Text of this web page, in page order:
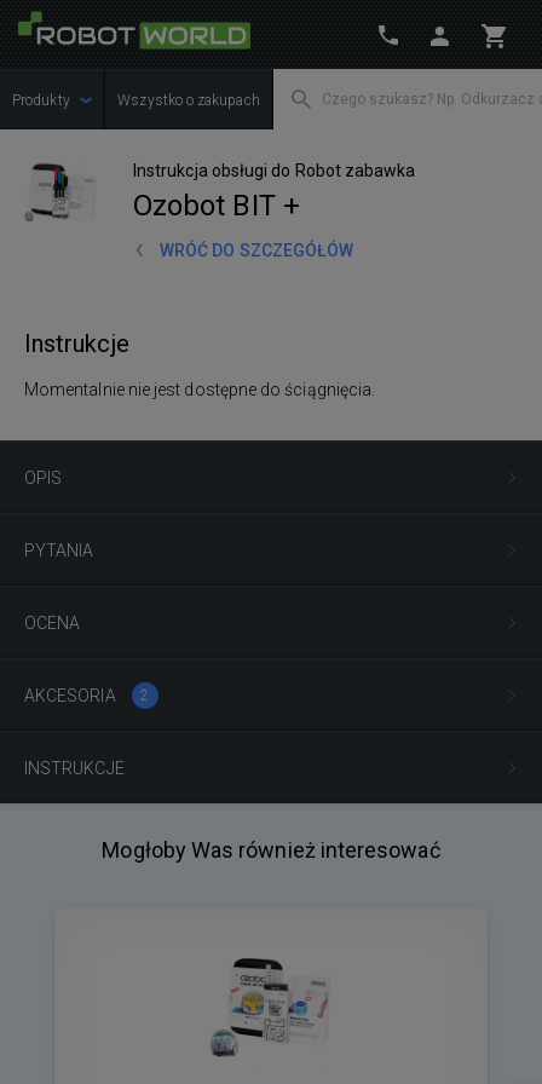
Produkty Wszystko o zakupach
Instrukcja obsługi do Robot zabawka
Ozobot BIT +
WRÓĆ DO SZCZEGÓŁÓW
OPIS
PYTANIA
OCENA
AKCESORIA 2
INSTRUKCJE
Instrukcje
Momentalnie nie jest dostępne do ściągnięcia.
Mogłoby Was również interesować